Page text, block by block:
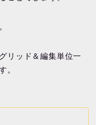
リッド＆編集単位一
。